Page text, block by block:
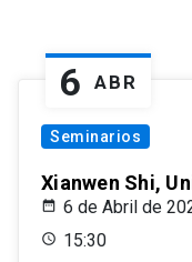
6 ABR
Seminarios
Xianwen Shi,
6 de Abril de
15:30